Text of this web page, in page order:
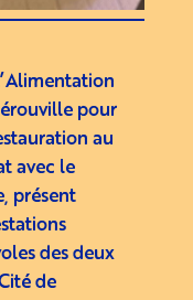
pour
au
avec le
présent
des deux
de